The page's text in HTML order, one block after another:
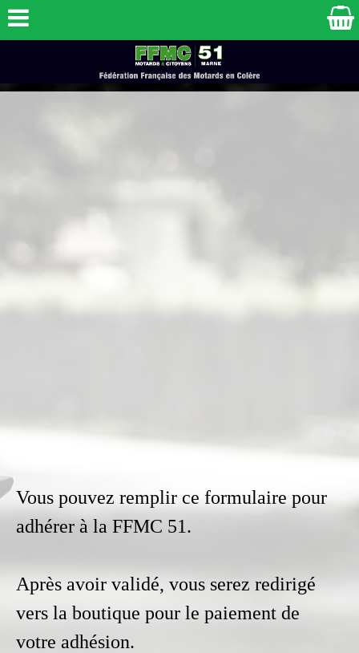
Vous pouvez remplir ce formulaire pour
adhérer à la FFMC 51.
Après avoir validé, vous serez redirigé
vers la boutique pour le paiement de
votre adhésion.